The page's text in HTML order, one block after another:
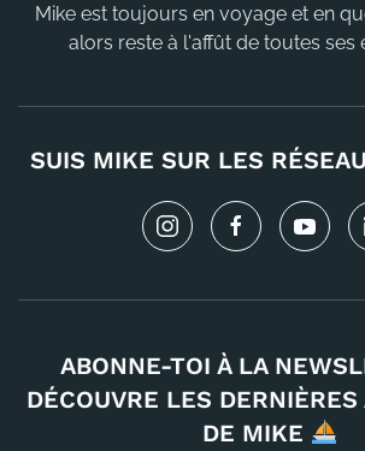
Mike est toujours en voyage et en
alors reste à l'affût de toutes ses
SUIS MIKE SUR LES
ABONNE-TOI À LA
DÉCOUVRE LES
DE MIKE